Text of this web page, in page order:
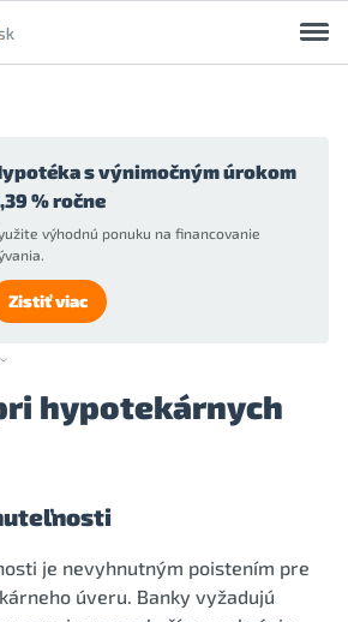
s výnimočným úrokom
% ročne
výhodnú ponuku na financovanie
Zistiť viac
hypotekárnych
je nevyhnutným poistením pre
úveru. Banky vyžadujú